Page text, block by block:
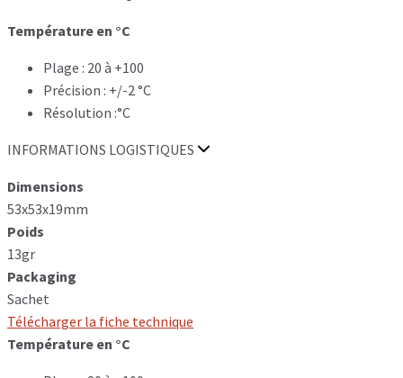
Température en °C
Plage : 20 à +100
Précision : +/-2 °C
Résolution :°C
INFORMATIONS LOGISTIQUES
Dimensions
53x53x19mm
Poids
13gr
Packaging
Sachet
Télécharger la fiche technique
Température en °C